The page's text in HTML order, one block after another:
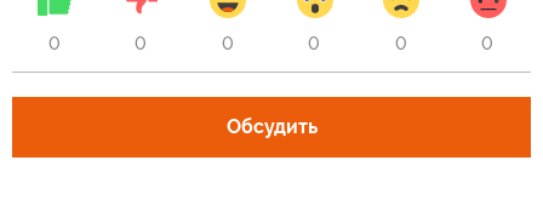
0 0 0 0 0 0
Обсудить